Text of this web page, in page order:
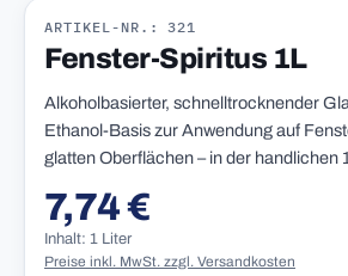
ARTIKEL-NR.: 321
Fenster-Spiritus 1L
Alkoholbasierter, schnelltrocknender
Ethanol-Basis zur Anwendung auf
glatten Oberflächen – in der handlichen
Regulärer Preis:
7,74 €
Inhalt: 1 Liter
Preise inkl. MwSt. zzgl. Versandkosten